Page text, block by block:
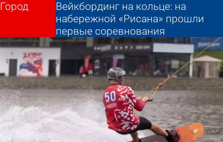
Вейкбординг на кольце: на
набережной «Рисана» прошли
первые соревнования
Город
Вейкбординг на кольце: на
набережной «Рисана» прошли
первые соревнования
Город
Другие
новости по
теме
Погода и
курсы валют
в Пензе